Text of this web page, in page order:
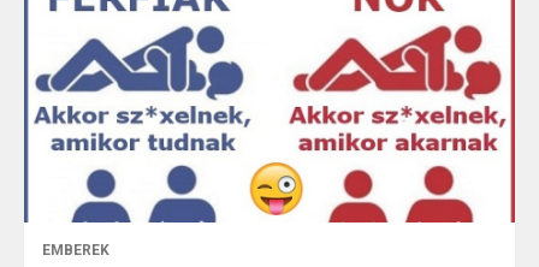
EMBEREK